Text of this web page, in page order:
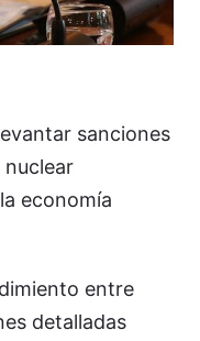
sanciones
economía
entre
detalladas